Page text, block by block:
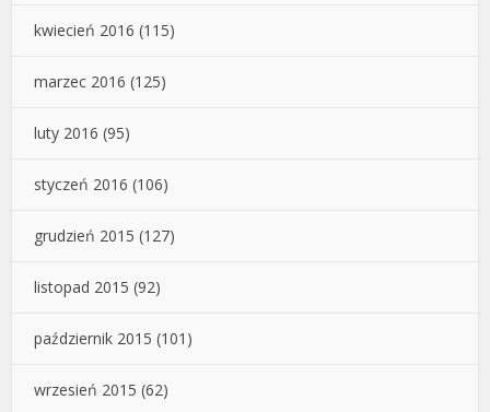
kwiecień 2016 (115)
marzec 2016 (125)
luty 2016 (95)
styczeń 2016 (106)
grudzień 2015 (127)
listopad 2015 (92)
październik 2015 (101)
wrzesień 2015 (62)